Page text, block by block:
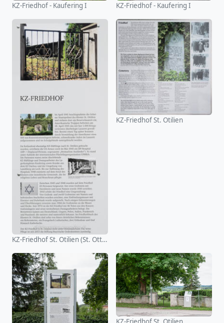
KZ-Friedhof - Kaufering I KZ-Friedhof - Kaufering I
KZ-Friedhof St. Otilien (St. Ottilien)
KZ-Friedhof St. Otilien